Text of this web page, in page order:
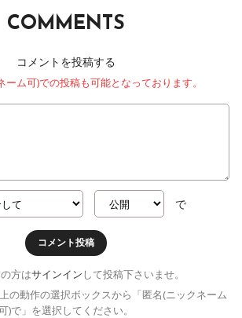
COMMENTS
コメントを投稿する
ム可)での投稿も可能となっております。
で
コメント投稿
方はサインイン して投稿下さいませ。
の動作の選択ボックスから「匿名(ニックネーム
)で」を選択してください。